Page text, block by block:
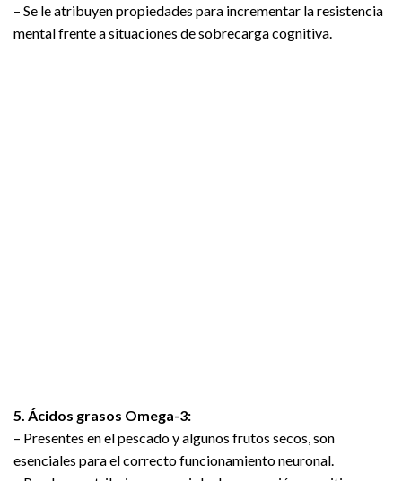
– Se le atribuyen propiedades para incrementar la resistencia
mental frente a situaciones de sobrecarga cognitiva.
5. Ácidos grasos Omega-3:
– Presentes en el pescado y algunos frutos secos, son
esenciales para el correcto funcionamiento neuronal.